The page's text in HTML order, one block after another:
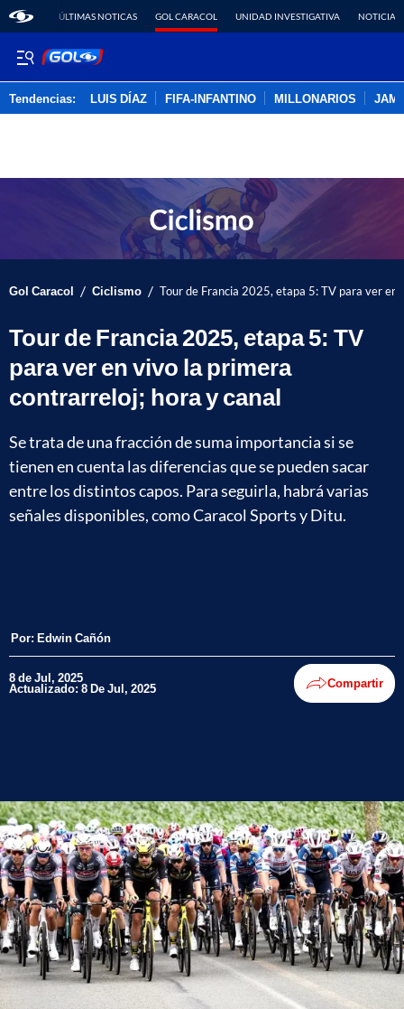
ÚLTIMAS NOTICAS GOL CARACOL UNIDAD INVESTIGATIVA NOTICIAS
Tendencias: LUIS DÍAZ FIFA-INFANTINO MILLONARIOS
Gol Caracol / Ciclismo / Tour de Francia 2025, etapa 5: TV para ver
Tour de Francia 2025, etapa 5: TV
para ver en vivo la primera
contrarreloj; hora y canal
Se trata de una fracción de suma importancia si se
tienen en cuenta las diferencias que se pueden sacar
entre los distintos capos. Para seguirla, habrá varias
señales disponibles, como Caracol Sports y Ditu.
Por: Edwin Cañón
8 de Jul, 2025
Actualizado: 8 De Jul, 2025 Compartir